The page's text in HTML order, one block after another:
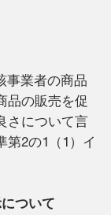
事業者の商品
品の販売を促
さについて言
第2の1（1）イ
ついて